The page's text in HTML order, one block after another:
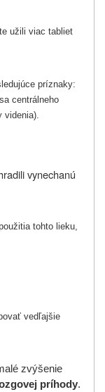
užili viac tabliet
príznaky:
centrálneho
vynechanú
tohto lieku,
vedľajšie
zvýšenie
príhody.